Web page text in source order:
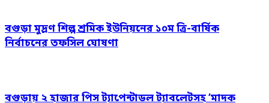
বগুড়া মুদ্রণ শিল্প শ্রমিক ইউনিয়নের ১০ম ত্রি-বার্ষিক
নির্বাচনের তফসিল ঘোষণা
বগুড়ায় ২ হাজার পিস ট্যাপেন্টাডল ট্যাবলেটসহ ‘মাদক